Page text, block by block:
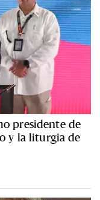
presidente de
y la liturgia de